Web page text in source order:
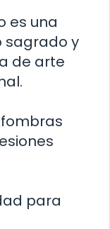
es una
sagrado y
de arte
para